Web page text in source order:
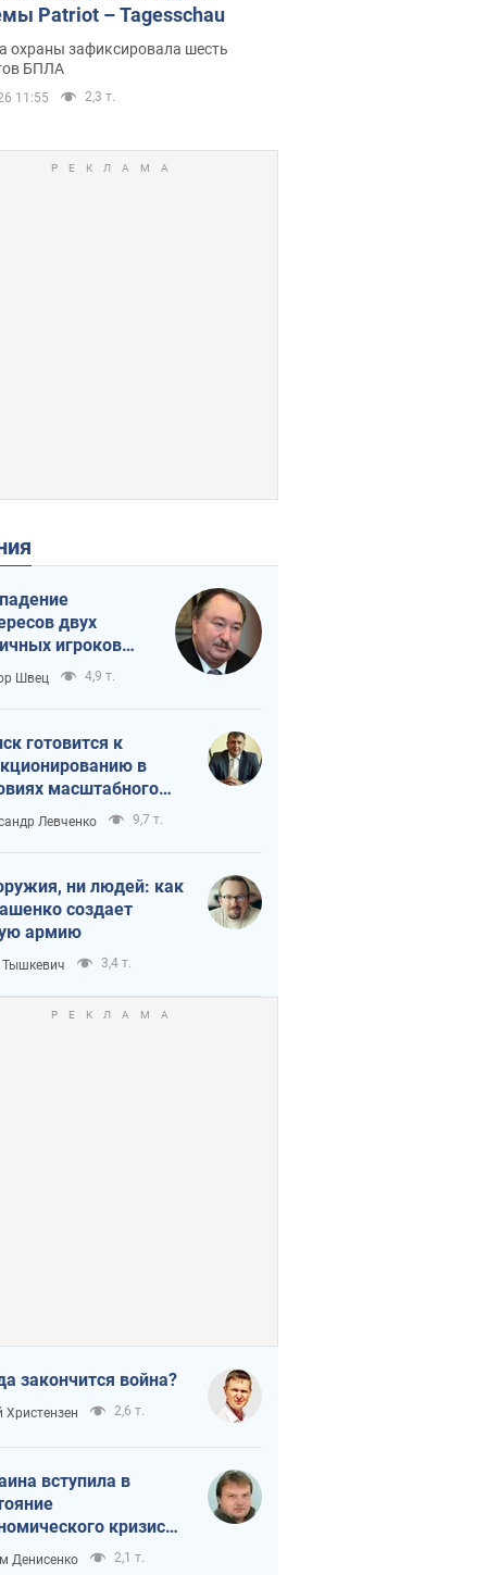
Patriot – Tagesschau
охраны зафиксировала шесть
БПЛА
11:55 2,3 т.
двух
игроков
тайный план
и Путина?
Швец 4,9 т.
готовится к
в
масштабного
кризиса
Левченко 9,7 т.
ни людей: как
создает
армию
Тышкевич 3,4 т.
закончится война?
Христензен 2,6 т.
вступила в
кризиса.
ли свет в конце
Денисенко 2,1 т.